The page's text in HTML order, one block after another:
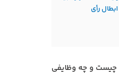
رأی
۷ شهرداری چیست و چه وظایفی